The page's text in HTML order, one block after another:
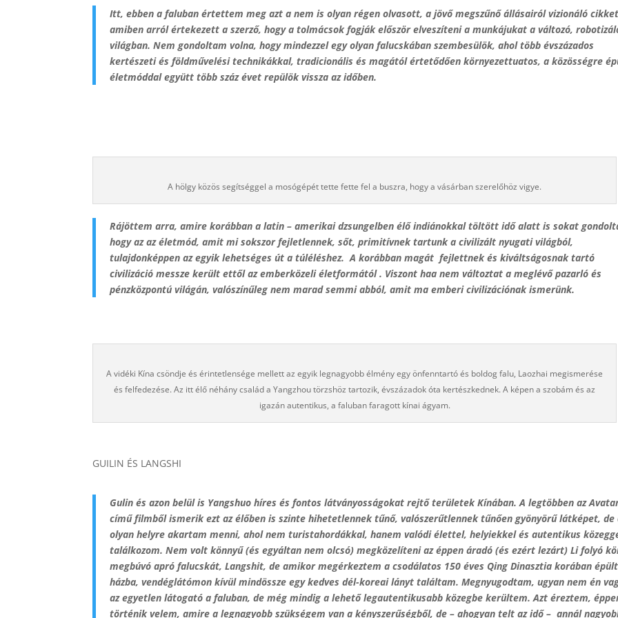
Itt, ebben a faluban értettem meg azt a nem is olyan régen olvasott, a jövő megszűnő állásairól vizionáló
amiben arról értekezett a szerző, hogy a tolmácsok fogják először elveszíteni a munkájukat a változó,
világban. Nem gondoltam volna, hogy mindezzel egy olyan falucskában szembesülök, ahol több évszázados
kertészeti és földművelési technikákkal, tradicionális és magától értetődően környezettuatos, a közösségre
életmóddal együtt több száz évet repülök vissza az időben.
A hölgy közös segítséggel a mosógépét tette fette fel a buszra, hogy a vásárban szerelőhöz vigye.
Rájöttem arra, amire korábban a latin – amerikai dzsungelben élő indiánokkal töltött idő alatt is sokat
hogy az az életmód, amit mi sokszor fejletlennek, sőt, primitívnek tartunk a civilizált nyugati világból,
tulajdonképpen az egyik lehetséges út a túléléshez. A korábban magát fejlettnek és kiváltságosnak tartó
civilizáció messze került ettől az emberközeli életformától . Viszont haa nem változtat a meglévő pazarló és
pénzközpontú világán, valószínűleg nem marad semmi abból, amit ma emberi civilizációnak ismerünk.
A vidéki Kína csöndje és érintetlensége mellett az egyik legnagyobb élmény egy önfenntartó és boldog falu, Laozhai megismerése
és felfedezése. Az itt élő néhány család a Yangzhou törzshöz tartozik, évszázadok óta kertészkednek. A képen a szobám és az
igazán autentikus, a faluban faragott kínai ágyam.
GUILIN ÉS LANGSHI
Gulin és azon belül is Yangshuo híres és fontos látványosságokat rejtő területek Kínában. A legtöbben az
című filmből ismerik ezt az élőben is szinte hihetetlennek tűnő, valószerűtlennek tűnően gyönyörű látképet, de
olyan helyre akartam menni, ahol nem turistahordákkal, hanem valódi élettel, helyiekkel és autentikus
találkozom. Nem volt könnyű (és egyáltan nem olcsó) megközelíteni az éppen áradó (és ezért lezárt) Li folyó
megbúvó apró falucskát, Langshit, de amikor megérkeztem a csodálatos 150 éves Qing Dinasztia korában épült
házba, vendéglátómon kívül mindössze egy kedves dél-koreai lányt találtam. Megnyugodtam, ugyan nem én
az egyetlen látogató a faluban, de még mindig a lehető legautentikusabb közegbe kerültem. Azt éreztem,
történik velem, amire a legnagyobb szükségem van a kényszerűségből, de – ahogyan telt az idő – annál